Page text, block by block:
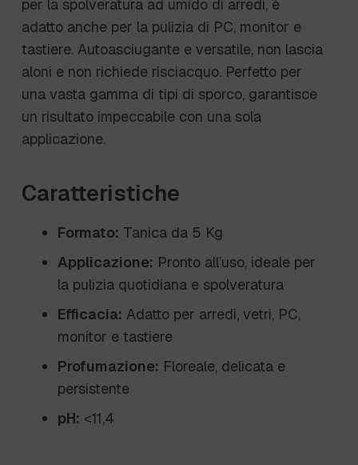
per la spolveratura ad umido di arredi, è
adatto anche per la pulizia di PC, monitor e
tastiere. Autoasciugante e versatile, non lascia
aloni e non richiede risciacquo. Perfetto per
una vasta gamma di tipi di sporco, garantisce
un risultato impeccabile con una sola
applicazione.
Caratteristiche
Formato: Tanica da 5 Kg
Applicazione: Pronto all’uso, ideale per
la pulizia quotidiana e spolveratura
Efficacia: Adatto per arredi, vetri, PC,
monitor e tastiere
Profumazione: Floreale, delicata e
persistente
pH: <11,4